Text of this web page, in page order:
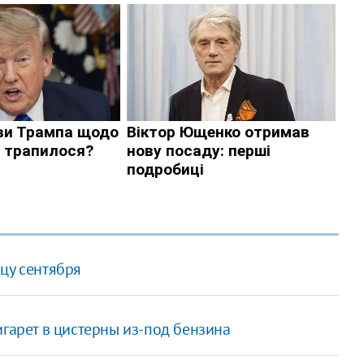
сентября
в цистерны из-под бензина